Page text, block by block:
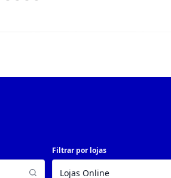
Filtrar por lojas